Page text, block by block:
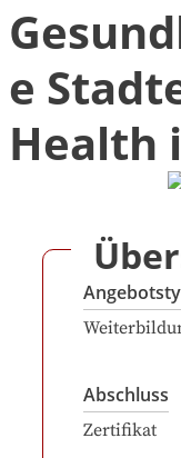
e
Health
Abschluss
Zertifikat